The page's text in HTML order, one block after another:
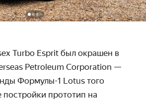
Turbo Esprit был окрашен в
Petroleum Corporation —
Формулы-1 Lotus того
постройки прототип на